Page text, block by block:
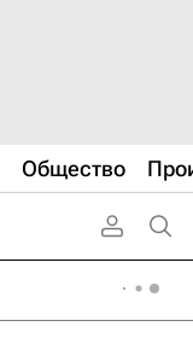
Общество